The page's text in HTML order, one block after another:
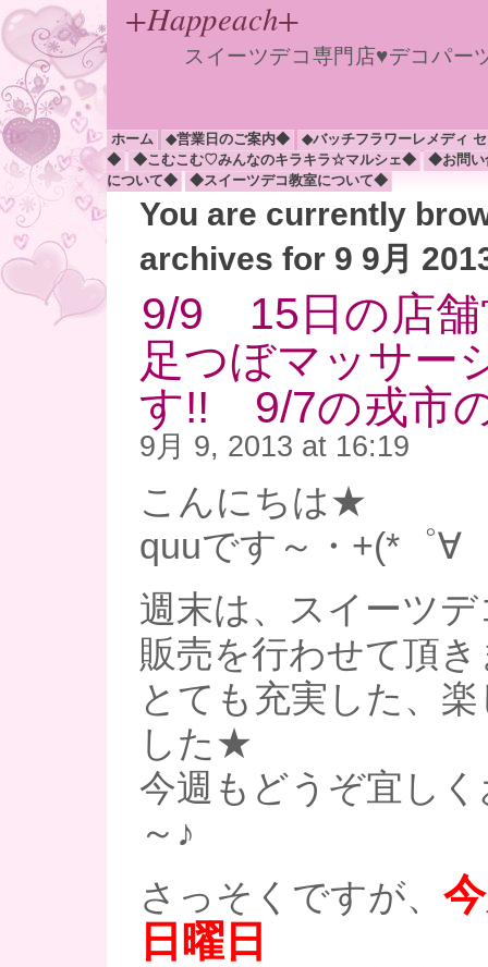
+Happeach+
スイーツデコ専門店♥デコパ
ホーム ◆営業日のご案内◆
◆バッチフラワーレメディ
◆
◆こむこむ♡みんなのキラキラ☆マルシェ◆
◆お問
について◆
◆スイーツデコ教室について◆
You are currently
archives for 9 9月
9/9 15日の店舗
足つぼマッサー
す!! 9/7の戎市
9月 9, 2013 at 16:19
こんにちは★
quuです～・+(*゜∀
週末は、スイーツ
販売を行わせて頂
とても充実した、
した★
今週もどうぞ宜し
～♪
さっそくですが、
日曜日